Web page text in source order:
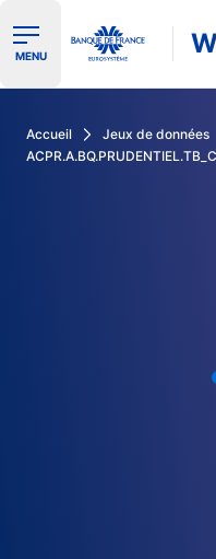
Ouvrir le menu de
MENU
Accueil Jeux de données